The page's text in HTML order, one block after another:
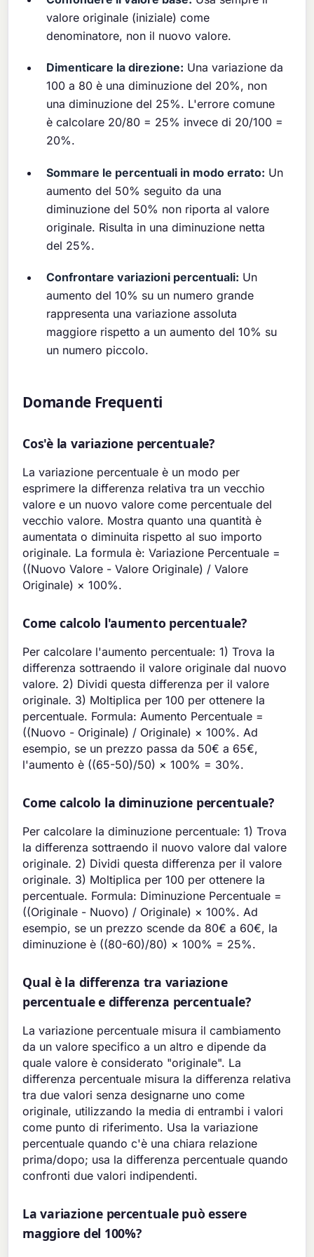
valore originale (iniziale) come
denominatore, non il nuovo valore.
Dimenticare la direzione: Una variazione da
100 a 80 è una diminuzione del 20%, non
una diminuzione del 25%. L'errore comune
è calcolare 20/80 = 25% invece di 20/100 =
20%.
Sommare le percentuali in modo errato: Un
aumento del 50% seguito da una
diminuzione del 50% non riporta al valore
originale. Risulta in una diminuzione netta
del 25%.
Confrontare variazioni percentuali: Un
aumento del 10% su un numero grande
rappresenta una variazione assoluta
maggiore rispetto a un aumento del 10% su
un numero piccolo.
Domande Frequenti
Cos'è la variazione percentuale?
La variazione percentuale è un modo per
esprimere la differenza relativa tra un vecchio
valore e un nuovo valore come percentuale del
vecchio valore. Mostra quanto una quantità è
aumentata o diminuita rispetto al suo importo
originale. La formula è: Variazione Percentuale =
((Nuovo Valore - Valore Originale) / Valore
Originale) × 100%.
Come calcolo l'aumento percentuale?
Per calcolare l'aumento percentuale: 1) Trova la
differenza sottraendo il valore originale dal nuovo
valore. 2) Dividi questa differenza per il valore
originale. 3) Moltiplica per 100 per ottenere la
percentuale. Formula: Aumento Percentuale =
((Nuovo - Originale) / Originale) × 100%. Ad
esempio, se un prezzo passa da 50€ a 65€,
l'aumento è ((65-50)/50) × 100% = 30%.
Come calcolo la diminuzione percentuale?
Per calcolare la diminuzione percentuale: 1) Trova
la differenza sottraendo il nuovo valore dal valore
originale. 2) Dividi questa differenza per il valore
originale. 3) Moltiplica per 100 per ottenere la
percentuale. Formula: Diminuzione Percentuale =
((Originale - Nuovo) / Originale) × 100%. Ad
esempio, se un prezzo scende da 80€ a 60€, la
diminuzione è ((80-60)/80) × 100% = 25%.
Qual è la differenza tra variazione
percentuale e differenza percentuale?
La variazione percentuale misura il cambiamento
da un valore specifico a un altro e dipende da
quale valore è considerato "originale". La
differenza percentuale misura la differenza relativa
tra due valori senza designarne uno come
originale, utilizzando la media di entrambi i valori
come punto di riferimento. Usa la variazione
percentuale quando c'è una chiara relazione
prima/dopo; usa la differenza percentuale quando
confronti due valori indipendenti.
La variazione percentuale può essere
maggiore del 100%?